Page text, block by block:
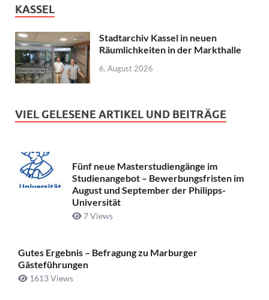
KASSEL
Stadtarchiv Kassel in neuen
Räumlichkeiten in der Markthalle
6. August 2026
VIEL GELESENE ARTIKEL UND BEITRÄGE
Fünf neue Masterstudiengänge im
Studienangebot – Bewerbungsfristen im
August und September der Philipps-
Universität
7 Views
Gutes Ergebnis – Befragung zu Marburger
Gästeführungen
1613 Views